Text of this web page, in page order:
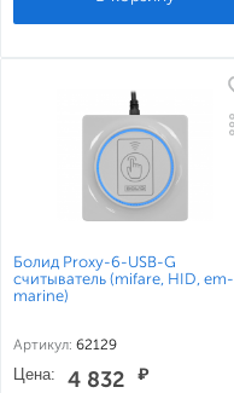
Болид Proxy-6-USB-G
считыватель (mifare, HID, em-
marine)
Артикул: 62129
Цена: 4 832 ₽